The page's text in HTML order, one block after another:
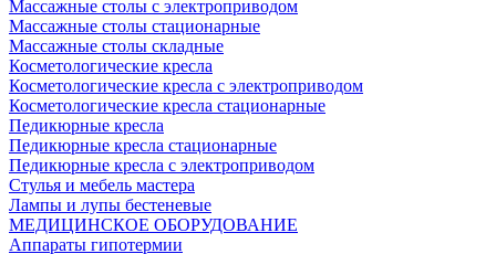
Массажные столы с электроприводом
Массажные столы стационарные
Массажные столы складные
Косметологические кресла
Косметологические кресла с электроприводом
Косметологические кресла стационарные
Педикюрные кресла
Педикюрные кресла стационарные
Педикюрные кресла с электроприводом
Стулья и мебель мастера
Лампы и лупы бестеневые
МЕДИЦИНСКОЕ ОБОРУДОВАНИЕ
Аппараты гипотермии